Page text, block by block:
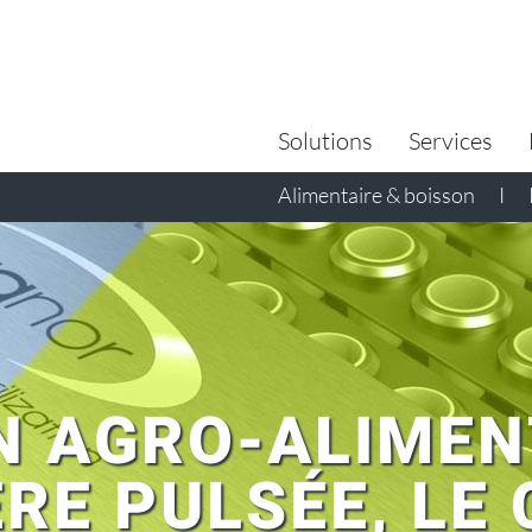
Solutions
Alimentaire & boisson I
Services
AGRO-
PULSÉE, LE